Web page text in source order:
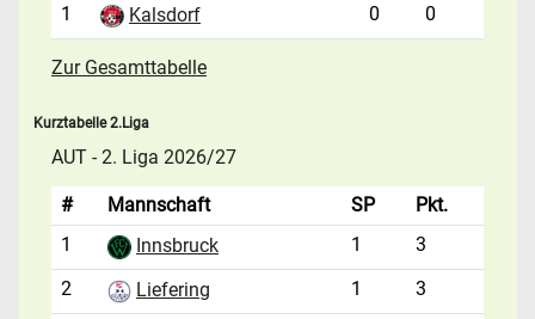
1
Kalsdorf 0 0
Zur Gesamttabelle
Kurztabelle 2.Liga
AUT - 2. Liga 2026/27
# Mannschaft SP
Pkt.
1
Innsbruck 1
3
2
Liefering 1
3